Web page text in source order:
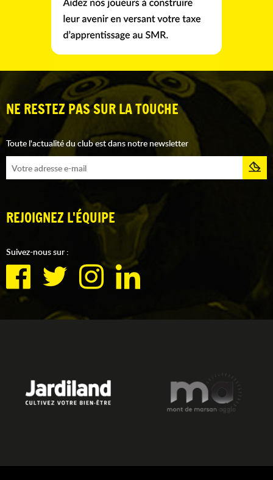
NE RESTEZ PAS SUR LA TOUCHE
Toute l'actualité du club est dans notre newsletter
REJOIGNEZ L'ÉQUIPE
Suivez-nous sur :